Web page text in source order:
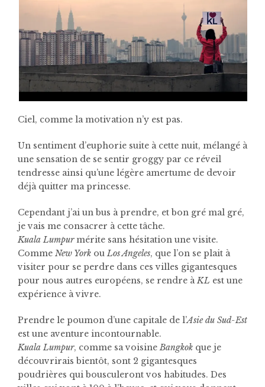
Ciel, comme la motivation n’y est pas.
Un sentiment d’euphorie suite à cette nuit, mélangé à
une sensation de se sentir groggy par ce réveil
tendresse ainsi qu’une légère amertume de devoir
déjà quitter ma princesse.
Cependant j’ai un bus à prendre, et bon gré mal gré,
je vais me consacrer à cette tâche.
Kuala Lumpurmérite sans hésitation une visite.
Comme New York ou Los Angeles, que l’on se plait à
visiter pour se perdre dans ces villes gigantesques
pour nous autres européens, se rendre à KL est une
expérience à vivre.
Prendre le poumon d’une capitale de l’Asie du Sud-Est
est une aventure incontournable.
Kuala Lumpur, comme sa voisine Bangkok que je
découvrirais bientôt, sont 2 gigantesques
poudrières qui bousculeront vos habitudes. Des